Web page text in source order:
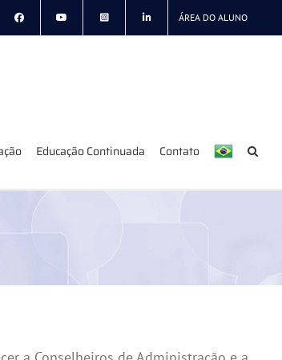
ÁREA DO ALUNO
Educação Continuada Contato